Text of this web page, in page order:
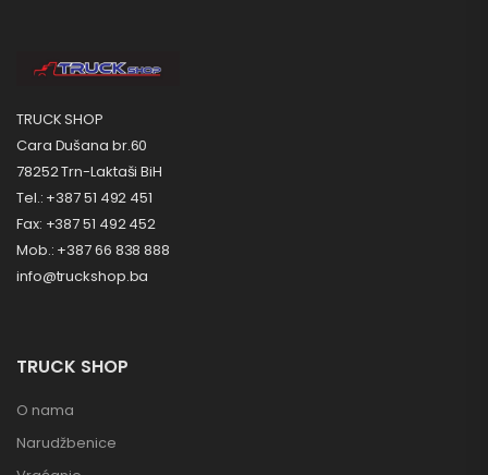
TRUCK SHOP
Cara Dušana br.60
78252 Trn-Laktaši BiH
Tel.: +387 51 492 451
Fax: +387 51 492 452
Mob.: +387 66 838 888
info@truckshop.ba
TRUCK SHOP
O nama
Narudžbenice